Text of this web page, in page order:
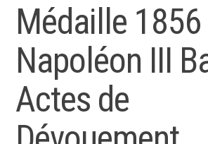
Médaille 1856
Napoléon III
Actes de